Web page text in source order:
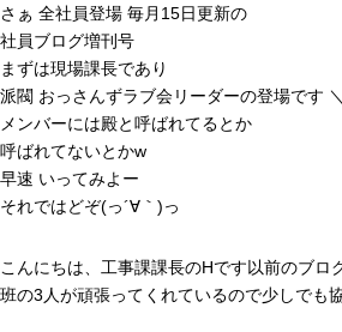
さぁ 全社員登場 毎月15日更新の
社員ブログ増刊号
まずは現場課長であり
派閥 おっさんずラブ会リーダーの登場です
メンバーには殿と呼ばれてるとか
呼ばれてないとかw
早速 いってみよー
それではどぞ(っ´∀｀)っ
こんにちは、工事課課長のHです以前のブ
班の3人が頑張ってくれているので少しでも